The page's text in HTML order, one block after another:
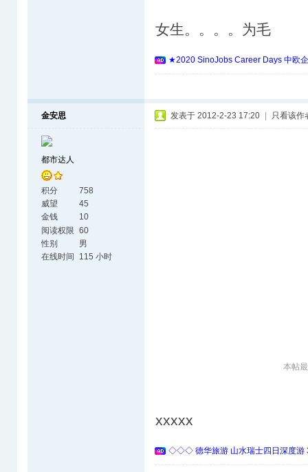
女生。。。。为毛
★2020 SinoJobs Career Days 中欧
金安思
都市达人
积分
758
威望
45
金钱
10
阅读权限 60
性别
男
在线时间
115 小时
发表于 2012-2-23 17:20 只看该作
本帖
xxxxx
◇◇◇ 德华旅游 山水瑞士四日深度